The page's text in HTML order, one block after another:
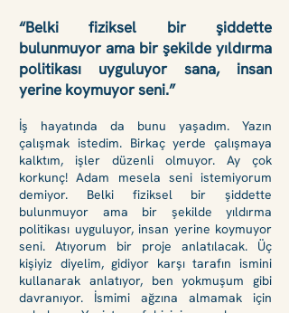
“Belki fiziksel bir şiddette
bulunmuyor ama bir şekilde yıldırma
politikası uyguluyor sana, insan
yerine koymuyor seni.”
İş hayatında da bunu yaşadım. Yazın
çalışmak istedim. Birkaç yerde çalışmaya
kalktım, işler düzenli olmuyor. Ay çok
korkunç! Adam mesela seni istemiyorum
demiyor. Belki fiziksel bir şiddette
bulunmuyor ama bir şekilde yıldırma
politikası uyguluyor, insan yerine koymuyor
seni. Atıyorum bir proje anlatılacak. Üç
kişiyiz diyelim,gidiyor karşı tarafın ismini
kullanarak anlatıyor, ben yokmuşum gibi
davranıyor. İsmimi ağzına almamak için